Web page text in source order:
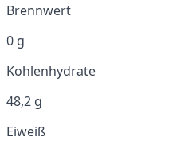
Brennwert
0 g
Kohlenhydrate
48,2 g
Eiweiß